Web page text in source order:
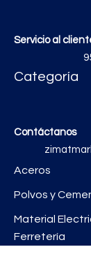
Servicio al
Categoría
Contáctanos
Aceros
Polvos y
Material
Ferretería